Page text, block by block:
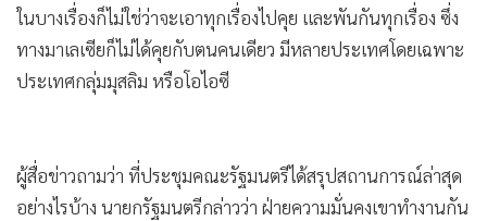
• Celeb Online
• Factcheck
• ญี่ปุ่น
ในบางเรื่องก็ไม่ใช่ว่าจะเอาทุกเรื่องไปคุย และพันกันทุกเรื่อง ซึ่ง
ทางมาเลเซียก็ไม่ได้คุยกับตนคนเดียว มีหลายประเทศโดยเฉพาะ
ประเทศกลุ่มมุสลิม หรือโอไอซี
ผู้สื่อข่าวถามว่า ที่ประชุมคณะรัฐมนตรีได้สรุปสถานการณ์ล่าสุด
อย่างไรบ้าง นายกรัฐมนตรีกล่าวว่า ฝ่ายความมั่นคงเขาทำงานกัน